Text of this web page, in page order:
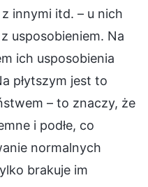
innymi itd. – u nich
usposobieniem. Na
ich usposobienia
płytszym jest to
– to znaczy, że
i podłe, co
normalnych
brakuje im